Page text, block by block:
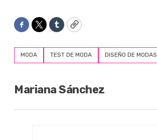
Facebook
TwitterTumblrCopy
MODA TEST DE MODA DISEÑO DE MODAS
Mariana Sánchez